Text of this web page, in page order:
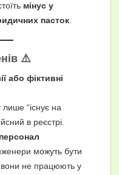
мінус у
пасток
⚠️
або фіктивні
“існує на
в реєстрі.
можуть бути
не працюють у